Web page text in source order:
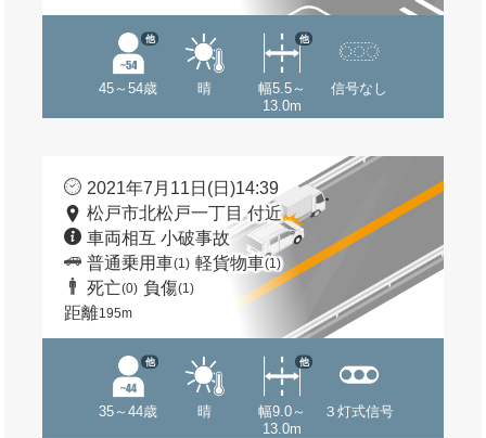
45～54歳
他
晴
幅5.5～
13.0m
他
信号なし
2021年7月11日(日)14:39
松戸市北松戸一丁目 付近
車両相互 小破事故
普通乗用車(1) 軽貨物車(1)
死亡(0) 負傷(1)
距離195m
35～44歳
他
晴
幅9.0～
13.0m
他
３灯式信号